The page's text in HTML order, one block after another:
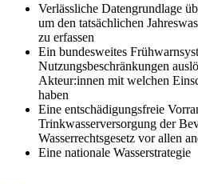
Verlässliche Datengrundlage
um den tatsächlichen
zu erfassen
Ein bundesweites
Nutzungsbeschränkungen
Akteur:innen mit welchen
haben
Eine entschädigungsfreie
Trinkwasserversorgung der
Wasserrechtsgesetz vor allen
Eine nationale Wasserstrategie